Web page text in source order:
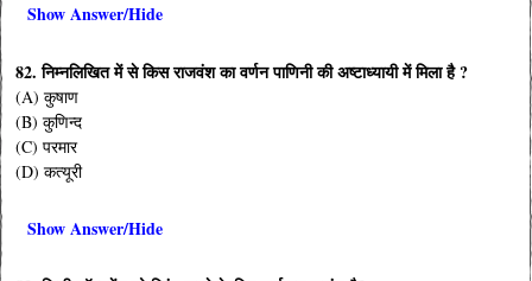
Show Answer/Hide
82. निम्नलिखित में से किस राजवंश का वर्णन पाणिनी की अष्टाध्यायी में मिला है ?
(A) कुषाण
(B) कुणिन्द
(C) परमार
(D) कत्यूरी
Show Answer/Hide